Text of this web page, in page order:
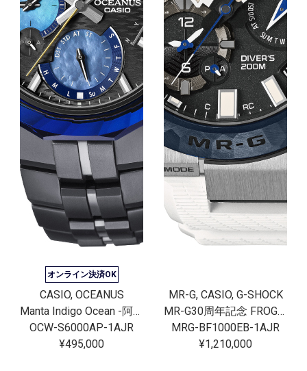
オンライン決済OK
CASIO, OCEANUS
Manta Indigo Ocean -阿波藍-
OCW-S6000AP-1AJR
¥495,000
MR-G, CASIO, G-SHOCK
MR-G30周年記念 FROGMAN[完売]
MRG-BF1000EB-1AJR
¥1,210,000